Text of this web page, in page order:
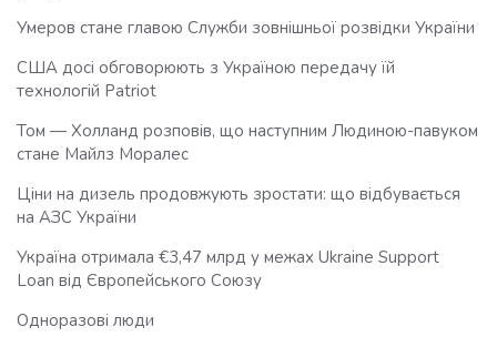
Умеров стане главою Служби зовнішньої розвідки України
США досі обговорюють з Україною передачу їй
технологій Patriot
Том — Холланд розповів, що наступним Людиною-павуком
стане Майлз Моралес
Ціни на дизель продовжують зростати: що відбувається
на АЗС України
Україна отримала €3,47 млрд у межах Ukraine Support
Loan від Європейського Союзу
Одноразові люди